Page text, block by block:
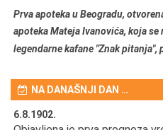
Prva apoteka u Beogradu,
apoteka Mateja Ivanovića, koja
legendarne kafane "Znak pitanja",
NA DANAŠNJI DAN …
6.8.1902.